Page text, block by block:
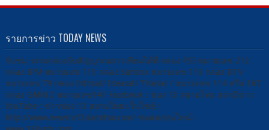
รายการข่าว TODAY NEWS
รับชม -ผ่านกล่องรับสัญญาณดาวเทียมได้ที่ กล่อง PSI หมายเลข 212
กล่อง IPM หมายเลข 115 กล่อง Sunbox หมายเลข 113 กล่อง DTV
หมายเลข 79 กล่อง Infosat/ Ideasat/ Thaisat / หมายเลข 114 หรือ 167
กล่อง GMM Z หมายเลข141 Facebook : ช่อง 13 สยามไทย สถานีข่าว
YouTube : ข่าวช่อง 13 สยามไทย เว็บไซต์ :
http://www.newstv13siamthai.com/ ชมสดออนไลน์ :